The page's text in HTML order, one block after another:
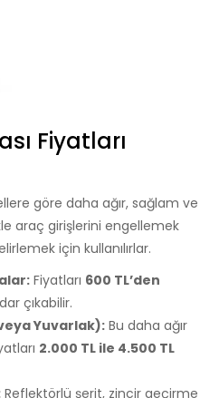
Fiyatları
göre daha ağır, sağlam ve
araç girişlerini engellemek
için kullanılırlar.
Fiyatları 600 TL’den
çıkabilir.
Yuvarlak): Bu daha ağır
2.000 TL ile 4.500 TL
Reflektörlü şerit, zincir geçirme